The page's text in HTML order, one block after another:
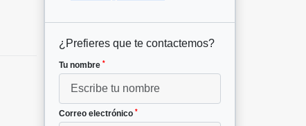
¿Prefieres que te contactemos?
Tu nombre *
Correo electrónico *